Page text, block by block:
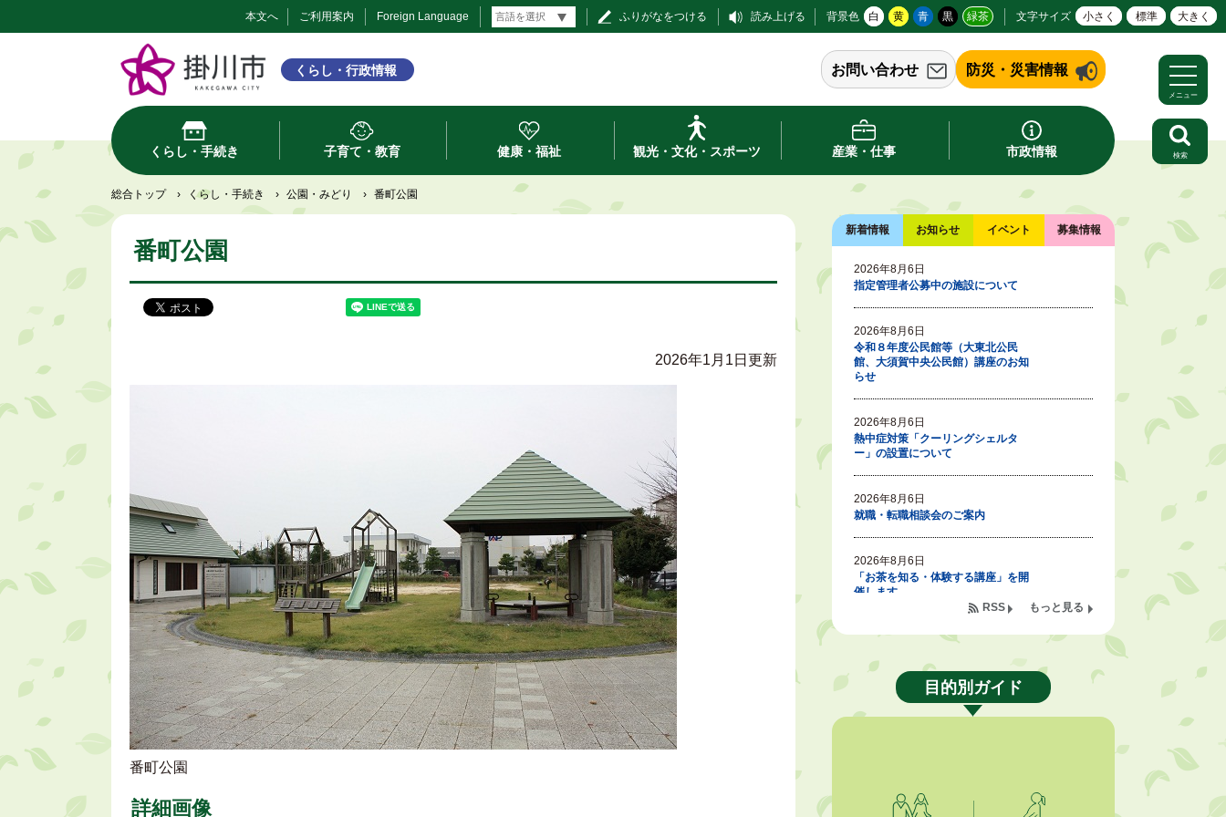
本文へ ご利用案内 Foreign Language ふりがなをつける 読み上げる 背景色 白 黄 青 黒 緑茶 文字サイズ 小さく 標準 大きく
くらし・行政情報 お問い合わせ 防災・災害情報
くらし・手続き 子育て・教育 健康・福祉 観光・文化・スポーツ 産業・仕事 市政情報
メニュー
検索
総合トップ › くらし・手続き › 公園・みどり › 番町公園
番町公園
2026年1月1日更新
番町公園
詳細画像
新着情報 お知らせ イベント 募集情報
2026年8月6日
指定管理者公募中の施設について
2026年8月6日
令和８年度公民館等（大東北公民
館、大須賀中央公民館）講座のお知
らせ
2026年8月6日
熱中症対策「クーリングシェルタ
ー」の設置について
2026年8月6日
就職・転職相談会のご案内
2026年8月6日
「お茶を知る・体験する講座」を開
催します
2026年8月5日
せ）
2026年8月5日
2026年8月4日
【日本DX大賞2026】ポスターセッ
もっと見る
RSS
目的別ガイド